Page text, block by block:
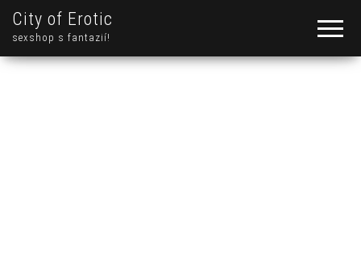
City of Erotic
sexshop s fantazií!